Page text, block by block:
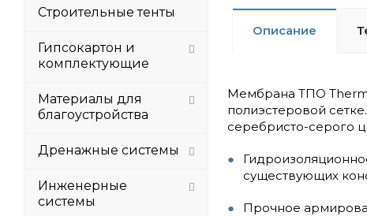
Описание
Мембрана ТПО
полиэстеровой
серебристо-серого
существующих
Прочное
Строительные тенты
Гипсокартон и
комплектующие
Материалы для
благоустройства
Дренажные системы
Инженерные
системы